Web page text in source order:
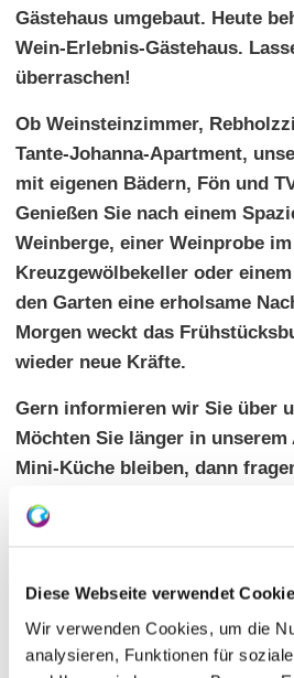
Diese Webseite verwendet
Wir verwenden Cookies, um die
analysieren, Funktionen für
Gästehaus umgebaut. Heute
Wein-Erlebnis-Gästehaus.
überraschen!
Ob Weinsteinzimmer,
Tante-Johanna-Apartment,
mit eigenen Bädern, Fön und
Genießen Sie nach einem
Weinberge, einer Weinprobe im
Kreuzgewölbekeller oder
den Garten eine erholsame
Morgen weckt das
wieder neue Kräfte.
Gern informieren wir Sie über
Möchten Sie länger in
Mini-Küche bleiben, dann
auch eine Strom- und
Individuelle Pauschalangebote